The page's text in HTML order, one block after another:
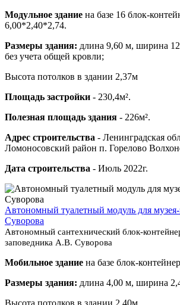
Модульное здание на базе 16 блок-
6,00*2,40*2,74.
Размеры здания: длина 9,60 м, ширина
без учета общей кровли;
Высота потолков в здании 2,37м
Площадь застройки - 230,4м².
Полезная площадь здания - 226м².
Адрес строительства - Ленинградская
Ломоносовский район п. Горелово
Дата строительства - Июль 2022г.
Автономный туалетный модуль для
Суворова
Автономный сантехнический блок-
заповедника А.В. Суворова
Мобильное здание на базе блок-
Размеры здания: длина 4,00 м, ширина
Высота потолков в здании 2,40м